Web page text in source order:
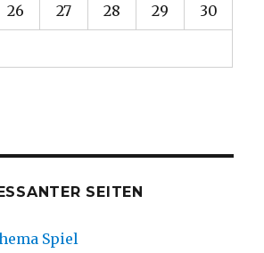
26 27 28 29 30
SEITEN
Spiel